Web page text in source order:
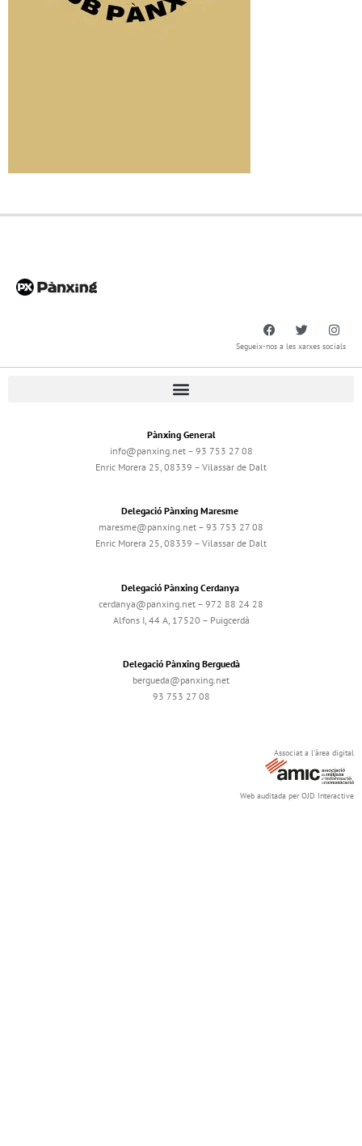
Segueix-nos a les xarxes socials
Pànxing General
info@panxing.net – 93 753 27 08
Enric Morera 25, 08339 – Vilassar de Dalt
Delegació Pànxing Maresme
maresme@panxing.net – 93 753 27 08
Enric Morera 25, 08339 – Vilassar de Dalt
Delegació Pànxing Cerdanya
cerdanya@panxing.net – 972 88 24 28
Alfons I, 44 A, 17520 – Puigcerdà
Delegació Pànxing Berguedà
bergueda@panxing.net
93 753 27 08
Associat a l'àrea digital
Web auditada per OJD Interactive